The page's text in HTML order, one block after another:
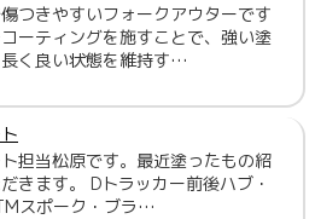
つきやすいフォークアウターです
ーティングを施すことで、強い塗
く良い状態を維持す…
担当松原です。最近塗ったもの紹
きます。 Dトラッカー前後ハブ・
スポーク・ブラ…